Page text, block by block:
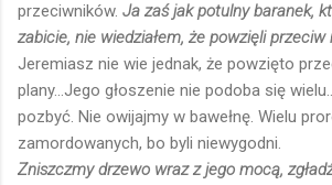
przeciwników. Ja zaś jak potulny baranek,
zabicie, nie wiedziałem, że powzięli
Jeremiasz nie wie jednak, że powzięto
plany...Jego głoszenie nie podoba się
pozbyć. Nie owijajmy w bawełnę. Wielu
zamordowanych, bo byli niewygodni.
Zniszczmy drzewo wraz z jego mocą,